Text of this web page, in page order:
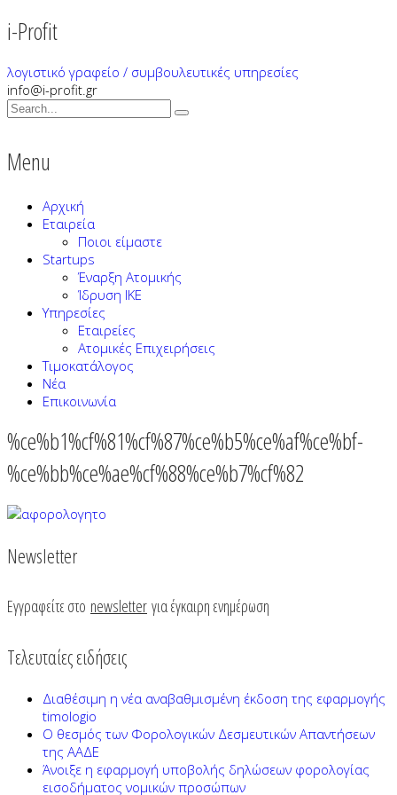
i-Profit
λογιστικό γραφείο / συμβουλευτικές υπηρεσίες
info@i-profit.gr
Menu
Αρχική
Εταιρεία
Ποιοι είμαστε
Startups
Έναρξη Ατομικής
Ίδρυση ΙΚΕ
Υπηρεσίες
Εταιρείες
Ατομικές Επιχειρήσεις
Τιμοκατάλογος
Νέα
Επικοινωνία
%ce%b1%cf%81%cf%87%ce%b5%ce%af%ce%bf-
%ce%bb%ce%ae%cf%88%ce%b7%cf%82
Newsletter
Εγγραφείτε στο newsletter για έγκαιρη ενημέρωση
Τελευταίες ειδήσεις
Διαθέσιμη η νέα αναβαθμισμένη έκδοση της εφαρμογής
timologio
Ο θεσμός των Φορολογικών Δεσμευτικών Απαντήσεων
της ΑΑΔΕ
Άνοιξε η εφαρμογή υποβολής δηλώσεων φορολογίας
εισοδήματος νομικών προσώπων